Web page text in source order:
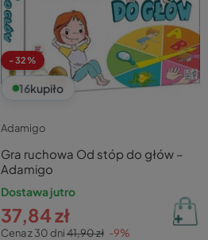
-32%
16kupiło
Adamigo
Gra ruchowa Od stóp do głów –
Adamigo
Dostawa jutro
Cena z 30 dni41,90 zł -9%
37,84 zł